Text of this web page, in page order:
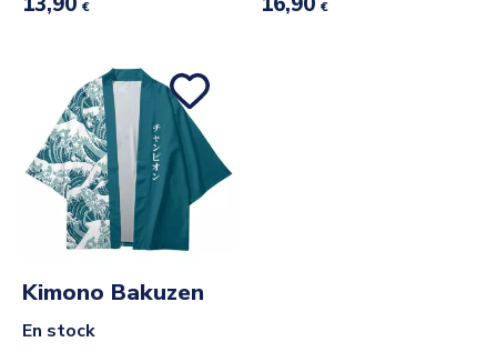
€ €
Kimono Bakuzen
En stock